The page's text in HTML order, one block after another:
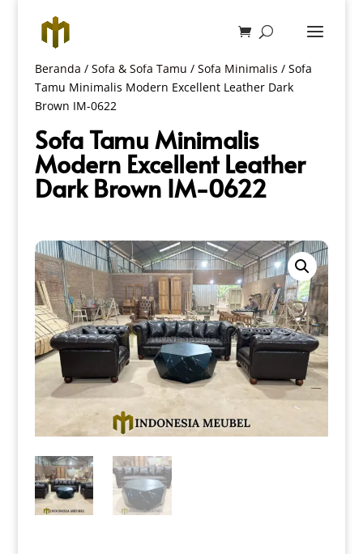
Beranda / Sofa & Sofa Tamu / Sofa Minimalis / Sofa
Tamu Minimalis Modern Excellent Leather Dark
Brown IM-0622
Sofa Tamu Minimalis
Modern Excellent Leather
Dark Brown IM-0622